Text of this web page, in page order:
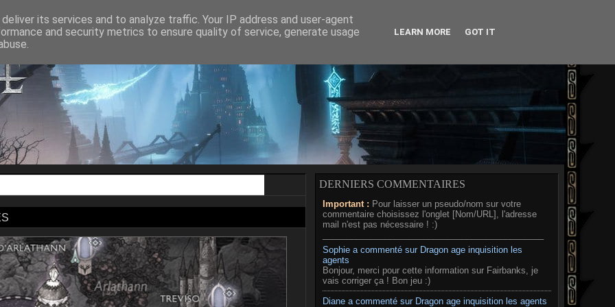
AGE II DRAGON AGE INQUISITION DRAGON AGE THE VEILGUARD MÉDIAS
DERNIERS COMMENTAIRES
Important : Pour laisser un pseudo/nom sur votre
commentaire choisissez l'onglet [Nom/URL], l'adresse
mail n'est pas nécessaire ! :)
Sophie a commenté sur Dragon age inquisition les
agents
Bonjour, merci pour cette information sur Fairbanks, je
vais corriger ça ! Bon jeu :)
Diane a commenté sur Dragon age inquisition les agents
its services and to analyze traffic. Your IP address and user-agent
and security metrics to ensure quality of service, generate usage
LEARN MORE GOT IT